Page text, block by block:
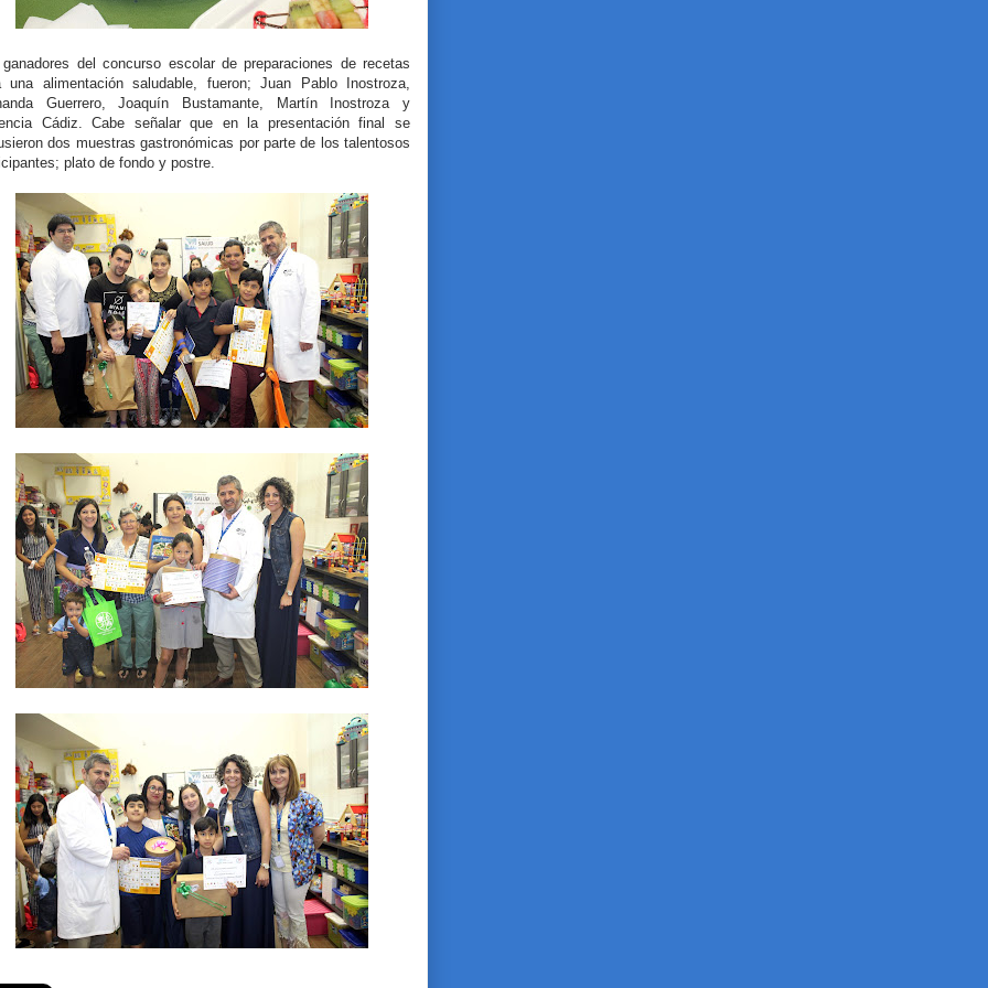
ganadores del concurso escolar de preparaciones de recetas
una alimentación saludable, fueron; Juan Pablo Inostroza,
Guerrero, Joaquín Bustamante, Martín Inostroza y
Cádiz. Cabe señalar que en la presentación final se
dos muestras gastronómicas por parte de los talentosos
plato de fondo y postre.